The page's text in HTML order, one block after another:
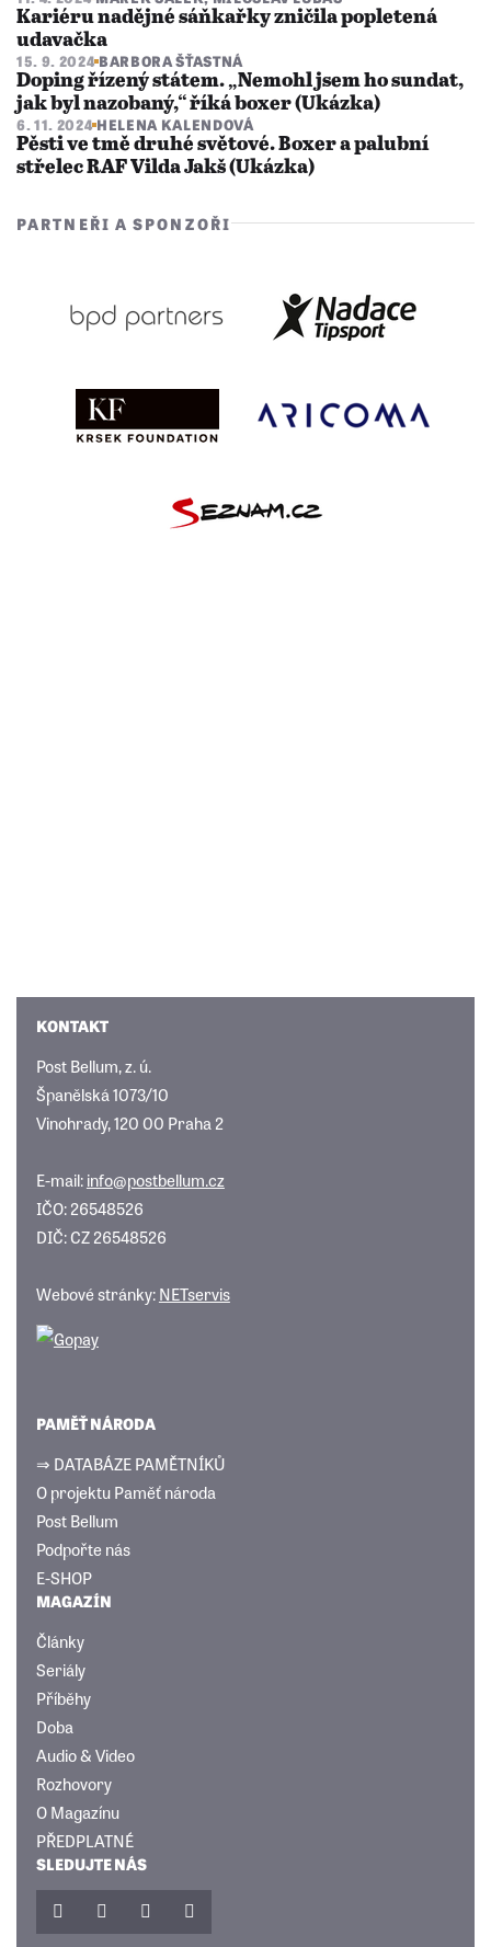
Kariéru nadějné sáňkařky zničila popletená
udavačka
15. 9. 2024 BARBORA ŠŤASTNÁ
Doping řízený státem. „Nemohl jsem ho sundat,
jak byl nazobaný,“ říká boxer (Ukázka)
6. 11. 2024 HELENA KALENDOVÁ
Pěsti ve tmě druhé světové. Boxer a palubní
střelec RAF Vilda Jakš (Ukázka)
PARTNEŘI A SPONZOŘI
KONTAKT
Post Bellum, z. ú.
Španělská 1073/10
Vinohrady, 120 00 Praha 2
E-mail:info@postbellum.cz
IČO: 26548526
DIČ: CZ 26548526
Webové stránky:NETservis
PAMĚŤ NÁRODA
⇒ DATABÁZE PAMĚTNÍKŮ
O projektu Paměť národa
Post Bellum
Podpořte nás
E-SHOP
MAGAZÍN
Články
Seriály
Příběhy
Doba
Audio & Video
Rozhovory
O Magazínu
PŘEDPLATNÉ
SLEDUJTE NÁS